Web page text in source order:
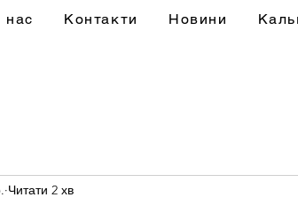
нас Контакти Новини
Читати 2 хв